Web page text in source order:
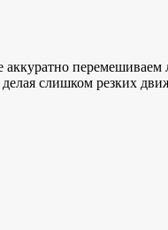
аккуратно перемешиваем
делая слишком резких